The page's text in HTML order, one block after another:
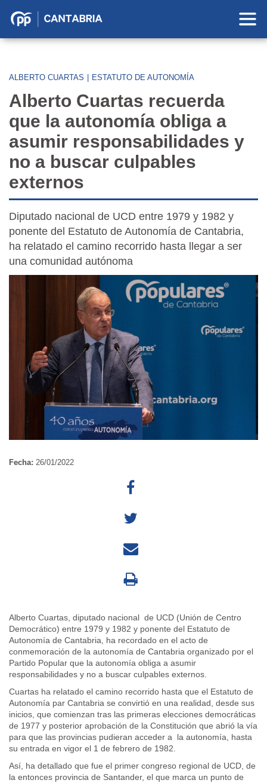
Partido
Cantabria
ALBERTO CUARTAS ESTATUTO DE AUTONOMÍA
Alberto Cuartas recuerda
que la autonomía obliga a
asumir responsabilidades y
no a buscar culpables
externos
Diputado nacional de UCD entre 1979 y 1982 y
ponente del Estatuto de Autonomía de Cantabria,
ha relatado el camino recorrido hasta llegar a ser
una comunidad autónoma
Fecha: 26/01/2022
Alberto Cuartas, diputado nacional de UCD (Unión de Centro
Democrático) entre 1979 y 1982 y ponente del Estatuto de
Autonomía de Cantabria, ha recordado en el acto de
conmemoración de la autonomía de Cantabria organizado por el
Partido Popular que la autonomía obliga a asumir
responsabilidades y no a buscar culpables externos.
Cuartas ha relatado el camino recorrido hasta que el Estatuto de
Autonomía par Cantabria se convirtió en una realidad, desde sus
inicios, que comienzan tras las primeras elecciones democráticas
de 1977 y posterior aprobación de la Constitución que abrió la vía
para que las provincias pudieran acceder a la autonomía, hasta
su entrada en vigor el 1 de febrero de 1982.
Así, ha detallado que fue el primer congreso regional de UCD, de
la entonces provincia de Santander, el que marca un punto de